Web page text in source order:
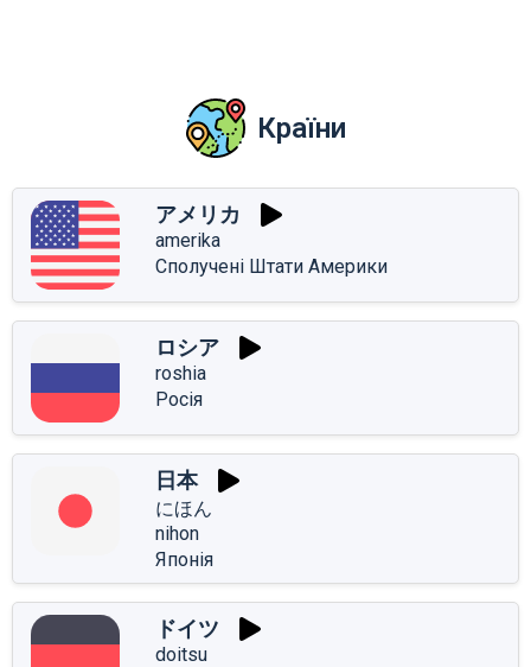
Країни
アメリカ
amerika
Сполучені Штати Америки
ロシア
roshia
Росія
日本
にほん
nihon
Японія
ドイツ
doitsu